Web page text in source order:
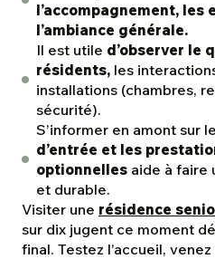
l’accompagnement, les
l’ambiance générale.
Il est utile d’observer le
résidents, les
installations (chambres,
sécurité).
S’informer en amont sur le
d’entrée et les
optionnelles aide à faire
et durable.
Visiter une résidence
sur dix jugent ce moment
final. Testez l’accueil,